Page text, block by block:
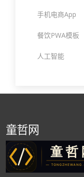
手机电商App
餐饮PWA模板
人工智能
童哲网